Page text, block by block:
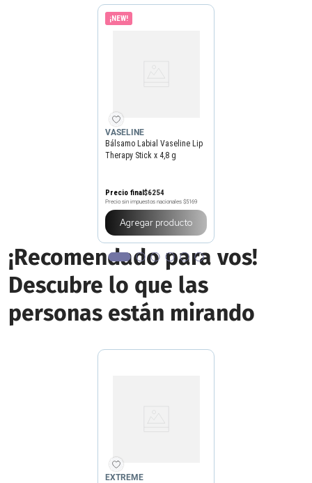
¡NEW!
VASELINE
Bálsamo Labial Vaseline Lip
Therapy Stick x 4,8 g
Precio final$6254
Precio sin impuestos nacionales $5169
Agregar producto
¡Recomendado para vos!
Descubre lo que las
personas están mirando
EXTREME